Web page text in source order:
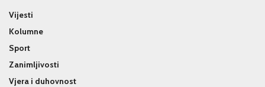
Vijesti
Kolumne
Sport
Zanimljivosti
Vjera i duhovnost